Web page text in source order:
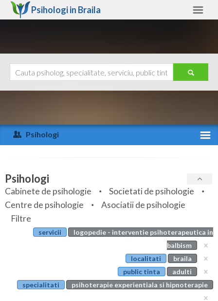
Psihologi in Braila
Arad
Arges
Bihor
Bistrita-Nasaud
Botosani
Bucuresti
Ajutor
Psihologi
Specialitati
Servicii
Articole
Evenimente
Psihologi
Cabinete de psihologie
Societati de psihologie
Centre de psihologie
Asociatii de psihologie
Filtre
servicii
logopedie - interventie psihoterapeutica in
balbism
localitati
braila
public tinta
adulti
specialitati
psihoterapie experientiala si hipnoterapie